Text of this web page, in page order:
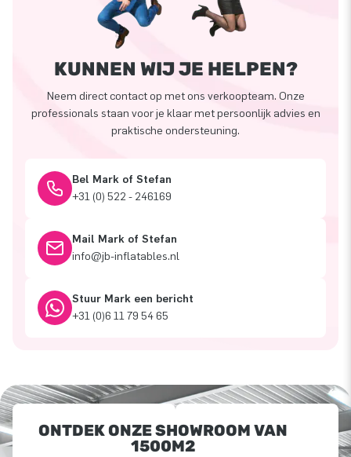
KUNNEN WIJ JE HELPEN?
Neem direct contact op met ons verkoopteam. Onze
professionals staan voor je klaar met persoonlijk advies en
praktische ondersteuning.
Bel Mark of Stefan
+31 (0) 522 - 246169
Mail Mark of Stefan
info@jb-inflatables.nl
Stuur Mark een bericht
+31 (0)6 11 79 54 65
ONTDEK ONZE SHOWROOM VAN
1500M2